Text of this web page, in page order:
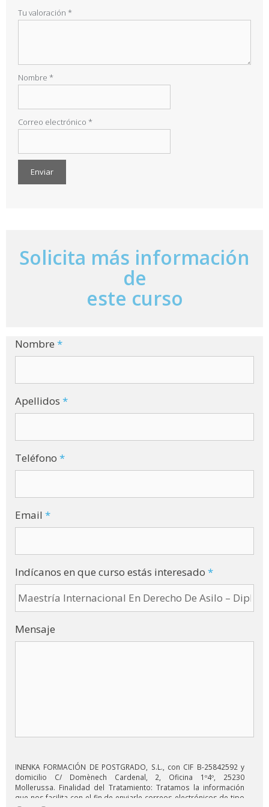
Tu valoración *
Nombre *
Correo electrónico *
r
e
:
Solicita más información
de
este curso
Nombre *
Apellidos *
Teléfono *
Email *
Indícanos en que curso estás interesado *
Mensaje
INENKA FORMACIÓN DE POSTGRADO, S.L., con CIF B-25842592 y
domicilio C/ Domènech Cardenal, 2, Oficina 1º4º, 25230
Mollerussa. Finalidad del Tratamiento: Tratamos la información
que nos facilita con el fin de enviarle correos electrónicos de tipo